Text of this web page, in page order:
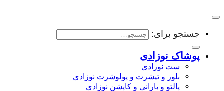
جستجو برای:
پوشاک نوزادی
ست نوزادی
بلوز و تیشرت و پولوشرت نوزادی
پالتو و بارانی و کاپشن نوزادی